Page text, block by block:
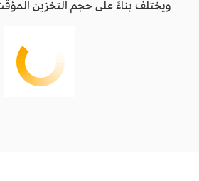
ويختلف بناءً على حجم التخزين